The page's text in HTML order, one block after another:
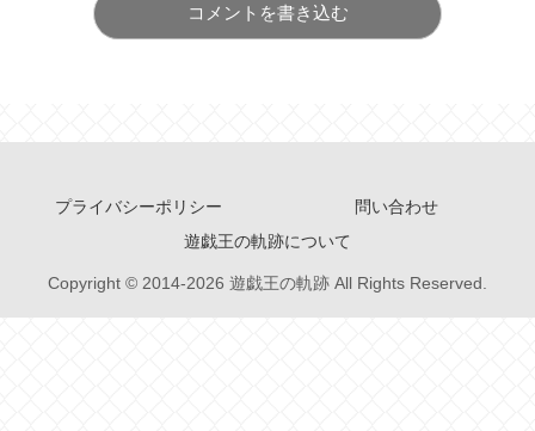
コメントを書き込む
プライバシーポリシー
問い合わせ
遊戯王の軌跡について
Copyright © 2014-2026 遊戯王の軌跡 All Rights Reserved.